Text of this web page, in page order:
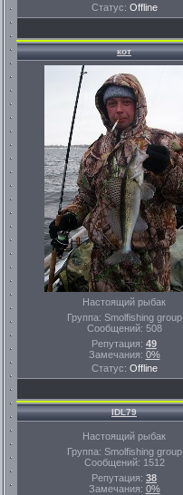
Статус: Offline
кот
Настоящий рыбак
Группа: Smolfishing group
Сообщений: 508
Репутация: 49
Замечания: 0%
Статус: Offline
IDL79
Настоящий рыбак
Группа: Smolfishing group
Сообщений: 1512
Репутация: 38
Замечания: 0%